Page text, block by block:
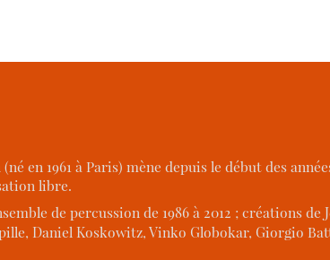
en 1961 à Paris) mène depuis le début des
libre.
de percussion de 1986 à 2012 ; créations
Daniel Koskowitz, Vinko Globokar, Giorgio